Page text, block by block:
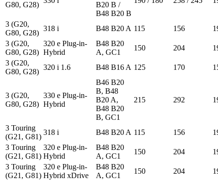
G80, G28)
B20 B /
B48 B20 B
3 (G20,
G80, G28)
318 i B48 B20 A 115 156
3 (G20,
G80, G28)
320 e Plug-in-
Hybrid
B48 B20
A, GC1
150 204
3 (G20,
G80, G28)
320 i 1.6 B48 B16 A 125 170
3 (G20,
G80, G28)
330 e Plug-in-
Hybrid
B46 B20
B, B48
B20 A,
B48 B20
B, GC1
215 292
3 Touring
(G21, G81)
318 i B48 B20 A 115 156
3 Touring
(G21, G81)
320 e Plug-in-
Hybrid
B48 B20
A, GC1
150 204
3 Touring
(G21, G81)
320 e Plug-in-
Hybrid xDrive
B48 B20
A, GC1
150 204